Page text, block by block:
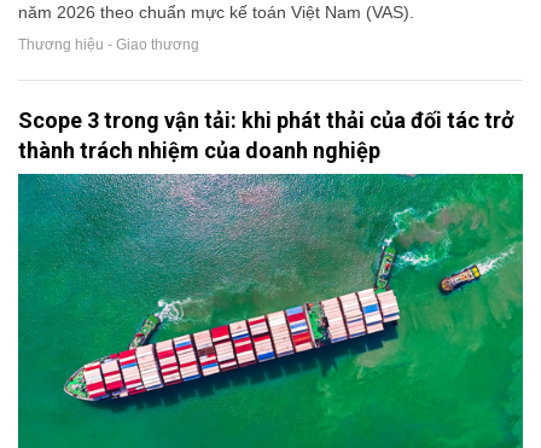
năm 2026 theo chuẩn mực kế toán Việt Nam (VAS).
Thương hiệu - Giao thương
Scope 3 trong vận tải: khi phát thải của đối tác trở
thành trách nhiệm của doanh nghiệp